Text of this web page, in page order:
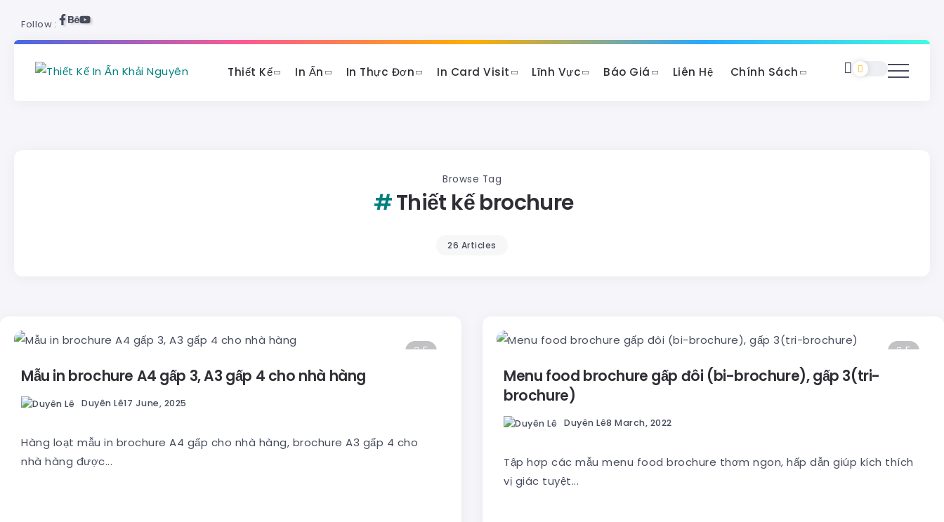
Follow :
Thiết Kế In Ấn In Thực Đơn In Card Visit Lĩnh Vực Báo Giá Liên Hệ Chính Sách
Browse Tag
Thiết kế brochure
26 Articles
5
Mẫu in brochure A4 gấp 3, A3 gấp 4 cho nhà hàng
Duyên Lê17 June, 2025
Hàng loạt mẫu in brochure A4 gấp cho nhà hàng, brochure A3 gấp 4 cho
nhà hàng được...
5
Menu food brochure gấp đôi (bi-brochure), gấp 3(tri-
brochure)
Duyên Lê8 March, 2022
Tập hợp các mẫu menu food brochure thơm ngon, hấp dẫn giúp kích thích
vị giác tuyệt...